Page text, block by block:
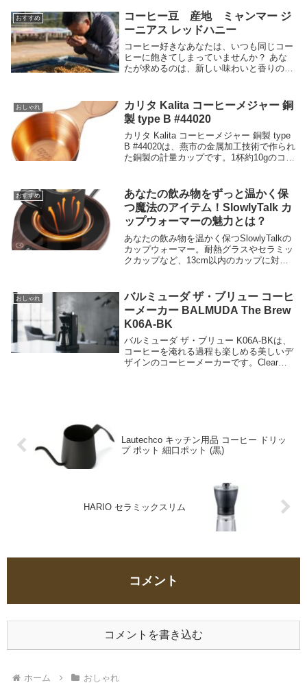
め、こだわらない方も多いのではないでし
ょうか。そこ...
おすすめ
コーヒー豆 産地 ミャンマー ジ
ーニアス レッドハニー
コーヒー好きなあなたは、いつも同じコー
ヒーに飽きてしまっていませんか？ あな
たが求めるのは、新しい味わいと香りのコ
のバランスが絶妙で、グリーンアップル系
の爽やかな風味が楽しめます。 また、農
薬不使用でオーガニック認証も取得してお
り、環境にも優しいコーヒーです。
おしゃれ
カリタ Kalita コーヒーメジャー 銅
製 type B #44020
カリタ Kalita コーヒーメジャー 銅製 type
B #44020は、燕市の金属加工技術で作られ
た銅製の計量カップです。1杯約10gのコー
ある豊かな時間を演出する、カリタのこだ
わりのアイテムをご紹介します。
おすすめ
あなたの飲み物をずっと温かく保
つ魔法のアイテム！SlowlyTalk カ
ップウォーマーの魅力とは？
あなたの飲み物を温かく保つSlowlyTalkの
カップウォーマー。耐熱グラスやセラミッ
クカップなど、13cm以内のカップに対応
ます。静音で防水なので、オフィスや自宅
で安心して使えます。
おしゃれ
バルミューダ ザ・ブリュー コーヒ
ーメーカー BALMUDA The Brew
K06A-BK
バルミューダ ザ・ブリュー K06A-BKは、
コーヒーを淹れる過程も楽しめる美しいデ
ザインのコーヒーメーカーです。Clear
Lautechco キッチン用品 コーヒー ドリッ
プ ポット 細口ポット (黒)
HARIO セラミックスリム
コメント
コメントを書き込む
ホーム おしゃれ